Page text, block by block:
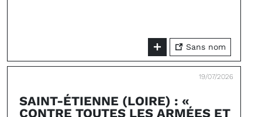
Sans nom
19/07/2026
SAINT-ÉTIENNE (LOIRE) : «
CONTRE TOUTES LES ARMÉES ET